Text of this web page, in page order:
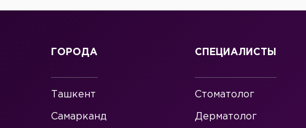
ГОРОДА
Ташкент
Самарканд
СПЕЦИАЛИСТЫ
Стоматолог
Дерматолог